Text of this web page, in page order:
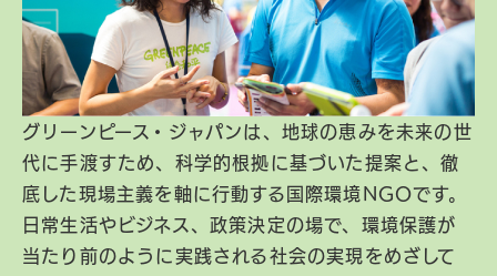
グリーンピース・ジャパンは、地球の恵みを未来の世
代に手渡すため、科学的根拠に基づいた提案と、徹
底した現場主義を軸に行動する国際環境NGOです。
日常生活やビジネス、政策決定の場で、環境保護が
当たり前のように実践される社会の実現をめざして